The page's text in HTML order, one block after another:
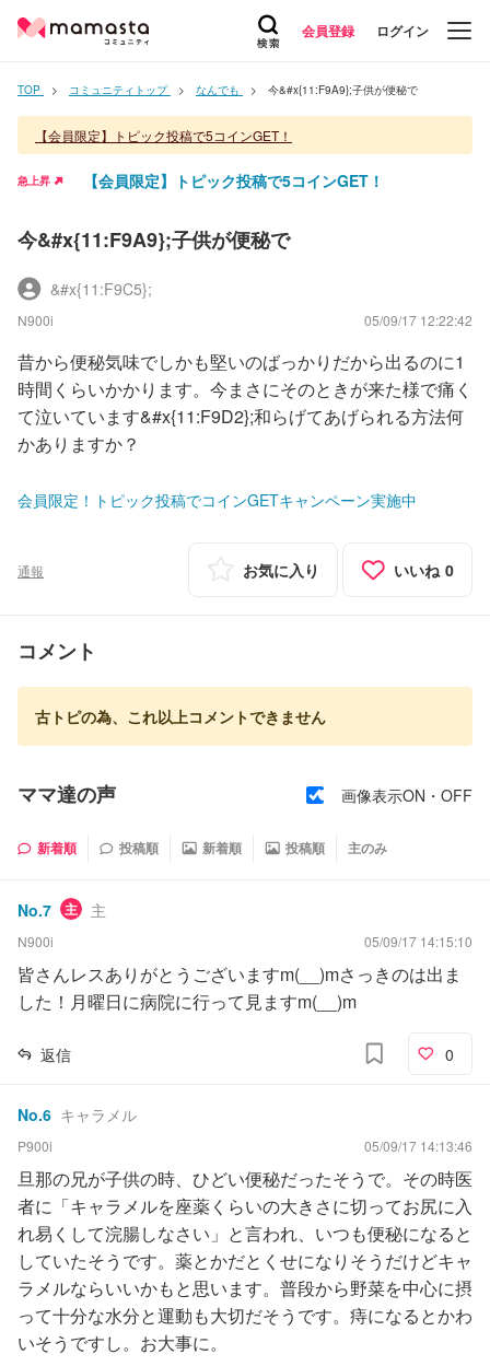
会員登録 ログイン
TOP コミュニティトップ なんでも 今&#x{11:F9A9};子供が便秘で
【会員限定】トピック投稿で5コインGET！
急上昇 【会員限定】トピック投稿で5コインGET！
今&#x{11:F9A9};子供が便秘で
&#x{11:F9C5};
N900i 05/09/17 12:22:42
昔から便秘気味でしかも堅いのばっかりだから出るのに1
時間くらいかかります。今まさにそのときが来た様で痛く
て泣いています&#x{11:F9D2};和らげてあげられる方法何
かありますか？
会員限定！トピック投稿でコインGETキャンペーン実施中
通報 お気に入り いいね 0
コメント
古トピの為、これ以上コメントできません
ママ達の声 画像表示ON・OFF
新着順 投稿順 新着順 投稿順 主のみ
No.7 主 主
N900i 05/09/17 14:15:10
皆さんレスありがとうございますm(__)mさっきのは出ま
した！月曜日に病院に行って見ますm(__)m
返信 0
No.6 キャラメル
P900i 05/09/17 14:13:46
旦那の兄が子供の時、ひどい便秘だったそうで。その時医
者に「キャラメルを座薬くらいの大きさに切ってお尻に入
れ易くして浣腸しなさい」と言われ、いつも便秘になると
していたそうです。薬とかだとくせになりそうだけどキャ
ラメルならいいかもと思います。普段から野菜を中心に摂
って十分な水分と運動も大切だそうです。痔になるとかわ
いそうですし。お大事に。